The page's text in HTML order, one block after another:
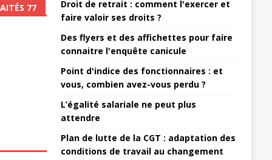
77
Droit de retrait : comment l'exercer et
faire valoir ses droits ?
Des flyers et des affichettes pour faire
connaitre l'enquête canicule
Point d'indice des fonctionnaires : et
vous, combien avez-vous perdu ?
L’égalité salariale ne peut plus
attendre
Plan de lutte de la CGT : adaptation des
conditions de travail au changement